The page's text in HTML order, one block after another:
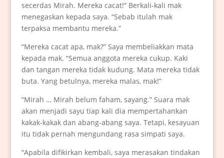
secerdas Mirah. Mereka cacat!” Berkali-kali mak
menegaskan kepada saya. “Sebab itulah mak
terpaksa membantu mereka.”
“Mereka cacat apa, mak?” Saya membeliakkan mata
kepada mak. “Semua anggota mereka cukup. Kaki
dan tangan mereka tidak kudung. Mata mereka tidak
buta. Yang betulnya, mereka malas, mak!”
“Mirah … Mirah belum faham, sayang.” Suara mak
akan menjadi sayu tiap kali dia mempertahankan
kakak-kakak dan abang-abang saya. Tetapi, kesayuan
itu tidak pernah mengundang rasa simpati saya.
“Apabila difikirkan kembali, saya merasakan tindakan